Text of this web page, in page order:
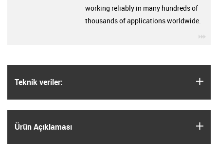
Teknik veriler:
Ürün Açıklaması
working reliably in many hundreds of
thousands of applications worldwide.